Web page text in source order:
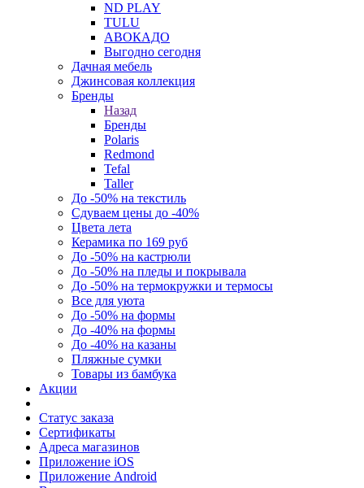
ND PLAY
TULU
АВОКАДО
Выгодно сегодня
Дачная мебель
Джинсовая коллекция
Бренды
Назад
Бренды
Polaris
Redmond
Tefal
Taller
До -50% на текстиль
Сдуваем цены до -40%
Цвета лета
Керамика по 169 руб
До -50% на кастрюли
До -50% на пледы и покрывала
До -50% на термокружки и термосы
Все для уюта
До -50% на формы
До -40% на формы
До -40% на казаны
Пляжные сумки
Товары из бамбука
Акции
Статус заказа
Сертификаты
Адреса магазинов
Приложение iOS
Приложение Android